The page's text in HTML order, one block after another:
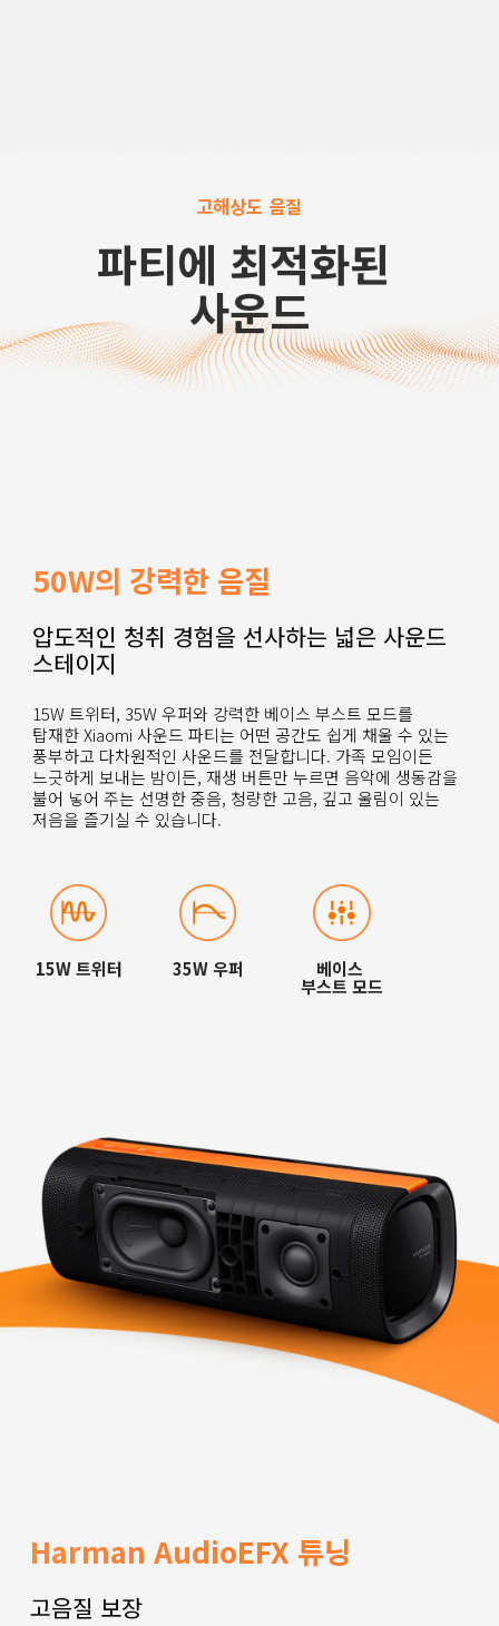
고해상도 음질
파티에 최적화된
사운드
50W의 강력한 음질
압도적인 청취 경험을 선사하는 넓은 사운드
스테이지
15W 트위터, 35W 우퍼와 강력한 베이스 부스트 모드를
탑재한 Xiaomi 사운드 파티는 어떤 공간도 쉽게 채울 수 있는
풍부하고 다차원적인 사운드를 전달합니다. 가족 모임이든
느긋하게 보내는 밤이든, 재생 버튼만 누르면 음악에 생동감을
불어 넣어 주는 선명한 중음, 청량한 고음, 깊고 울림이 있는
저음을 즐기실 수 있습니다.
15W 트위터 35W 우퍼 베이스
부스트 모드
Harman AudioEFX 튜닝
고음질 보장